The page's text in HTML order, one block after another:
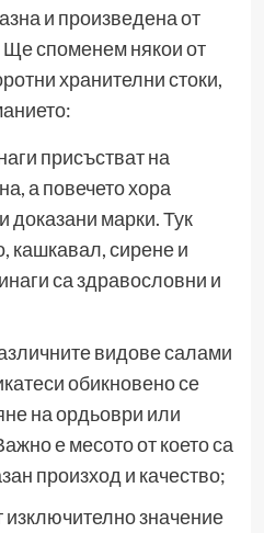
и произведена от
Ще споменем някои от
хранителни стоки,
присъстват на
а повечето хора
доказани марки. Тук
кашкавал, сирене и
са здравословни и
видове салами
обикновено се
на ордьоври или
е месото от което са
произход и качество;
изключително значение